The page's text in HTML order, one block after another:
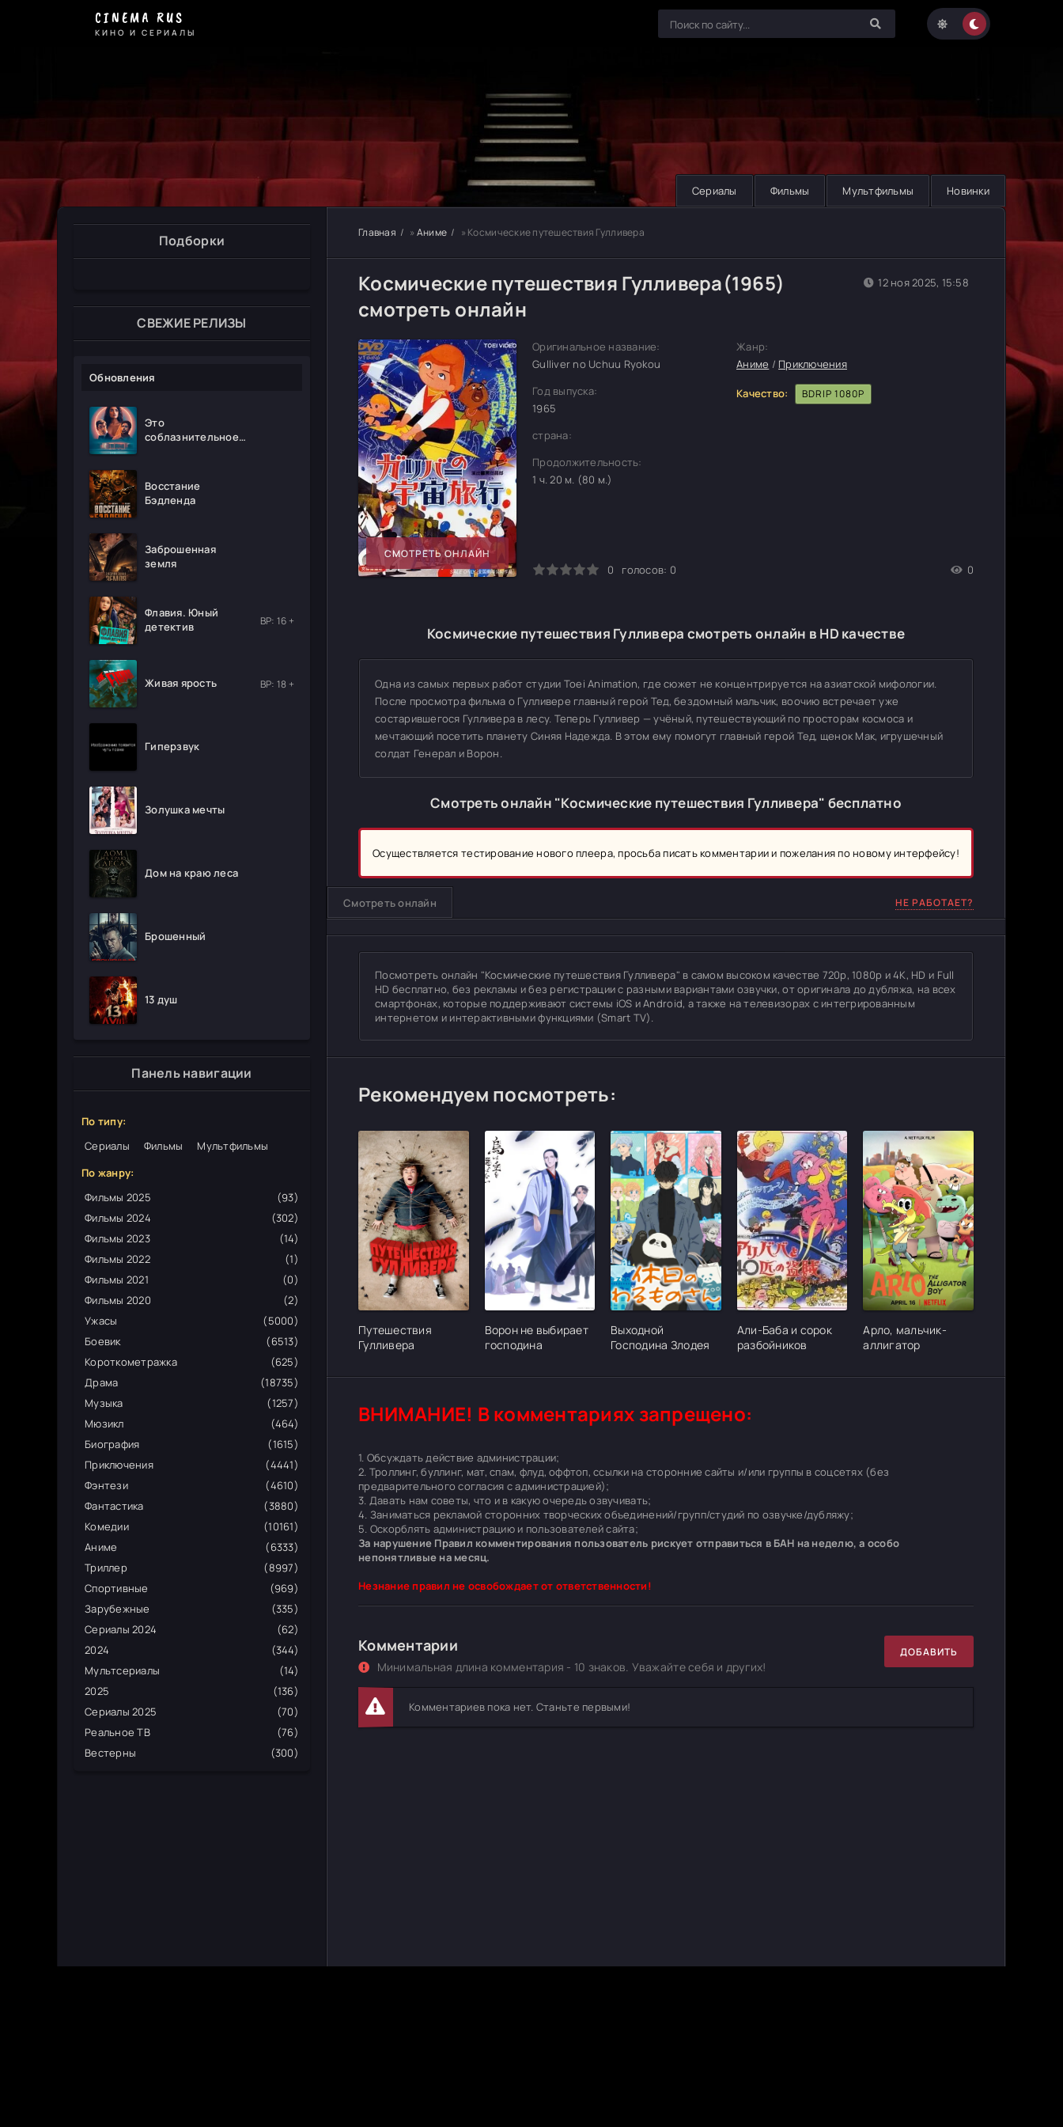
CINEMA RUS
КИНО И СЕРИАЛЫ
Сериалы Фильмы Мультфильмы Новинки
Подборки
СВЕЖИЕ РЕЛИЗЫ
Обновления
Это
соблазнительное
Восстание
Бэдленда
Заброшенная
земля
Флавия. Юный
детектив
ВР: 16 +
Живая ярость ВР: 18 +
Гиперзвук
Золушка мечты
Дом на краю леса
Брошенный
13 душ
Панель навигации
По типу:
Сериалы
Фильмы
Мультфильмы
По жанру:
Фильмы 2025
(93)
Фильмы 2024
(302)
Фильмы 2023
(14)
Фильмы 2022
(1)
Фильмы 2021
(0)
Фильмы 2020
(2)
Ужасы
(5000)
Боевик
(6513)
Короткометражка
(625)
Драма
(18735)
Музыка
(1257)
Мюзикл
(464)
Биография
(1615)
Приключения
(4441)
Фэнтези
(4610)
Фантастика
(3880)
Комедии
(10161)
Аниме
(6333)
Триллер
(8997)
Спортивные
(969)
Зарубежные
(335)
Сериалы 2024
(62)
2024
(344)
Мультсериалы
(14)
2025
(136)
Сериалы 2025
(70)
Реальное ТВ
(76)
Вестерны
(300)
Главная » Аниме » Космические путешествия Гулливера
Космические путешествия Гулливера(1965)
смотреть онлайн
СМОТРЕТЬ ОНЛАЙН
Оригинальное название:
Gulliver no Uchuu Ryokou
Год выпуска:
1965
страна:
Продолжительность:
1 ч. 20 м. (80 м.)
0 1 2 3 4 5 0 голосов: 0 0
12 ноя 2025, 15:58
Жанр:
Аниме / Приключения
Качество: BDRIP 1080P
Космические путешествия Гулливера смотреть онлайн в HD качестве
Одна из самых первых работ студии Toei Animation, где сюжет не концентрируется на азиатской мифологии.
После просмотра фильма о Гулливере главный герой Тед, бездомный мальчик, воочию встречает уже
состарившегося Гулливера в лесу. Теперь Гулливер — учёный, путешествующий по просторам космоса и
мечтающий посетить планету Синяя Надежда. В этом ему помогут главный герой Тед, щенок Мак, игрушечный
солдат Генерал и Ворон.
Смотреть онлайн "Космические путешествия Гулливера" бесплатно
Осуществляется тестирование нового плеера, просьба писать комментарии и пожелания по новому интерфейсу!
Смотреть онлайн НЕ РАБОТАЕТ?
Посмотреть онлайн "Космические путешествия Гулливера" в самом высоком качестве 720p, 1080p и 4K, HD и Full
HD бесплатно, без рекламы и без регистрации с разными вариантами озвучки, от оригинала до дубляжа, на всех
смартфонах, которые поддерживают системы iOS и Android, а также на телевизорах с интегрированным
интернетом и интерактивными функциями (Smart TV).
Рекомендуем посмотреть:
[/xfgiven_cvh_poster_urlcvh_poster_url]
Путешествия
Гулливера
[/xfgiven_cvh_poster_urlcvh_poster_url]
Ворон не выбирает
господина
[/xfgiven_cvh_poster_urlcvh_poster_url]
Выходной
Господина Злодея
[/xfgiven_cvh_poster_urlcvh_poster_url]
Али-Баба и сорок
разбойников
[/
Арло, мальчик-
аллигатор
ВНИМАНИЕ! В комментариях запрещено:
1. Обсуждать действие администрации;
2. Троллинг, буллинг, мат, спам, флуд, оффтоп, ссылки на сторонние сайты и/или группы в соцсетях (без
предварительного согласия с администрацией);
3. Давать нам советы, что и в какую очередь озвучивать;
4. Заниматься рекламой сторонних творческих объединений/групп/студий по озвучке/дубляжу;
5. Оскорблять администрацию и пользователей сайта;
За нарушение Правил комментирования пользователь рискует отправиться в БАН на неделю, а особо
непонятливые на месяц.
Незнание правил не освобождает от ответственности!
Комментарии
Минимальная длина комментария - 10 знаков. Уважайте себя и других!
ДОБАВИТЬ
Комментариев пока нет. Станьте первыми!